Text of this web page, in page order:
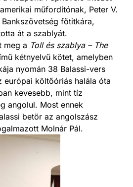
műfordítónak, Peter V.
főtitkára,
át a szablyát.
meg a Toll és szablya – The
kétnyelvű kötet, amelyben
nyomán 38 Balassi-vers
európai költőóriás halála óta
kevesebb, mint tíz
angolul. Most ennek
betör az angolszász
Molnár Pál.